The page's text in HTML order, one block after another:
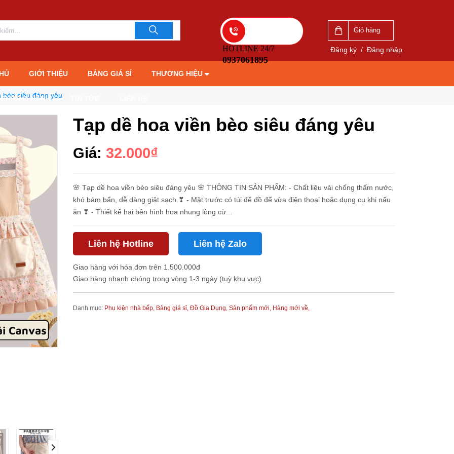
HOTLINE 24/7
0937061895
Giỏ hàng
Đăng ký / Đăng nhập
GIỚI THIỆU BẢNG GIÁ SỈ THƯƠNG HIỆU
BẢO HÀNH
bèo siêu đáng yêu
Tạp dề hoa viền bèo siêu đáng yêu
Giá: 32.000₫
🌸 Tạp dề hoa viền bèo siêu đáng yêu 🌸 THÔNG TIN SẢN PHẨM: - Chất liệu vải chống thấm nước,
khó bám bẩn, dễ dàng giặt sạch.❣ - Mặt trước có túi để đồ để vừa điện thoại hoặc dụng cụ khi nấu
ăn ❣ - Thiết kế hai bên hình hoa nhung lông cừ...
Liên hệ Hotline Liên hệ Zalo
Giao hàng với hóa đơn trên 1.500.000đ
Giao hàng nhanh chóng trong vòng 1-3 ngày (tuỳ khu vực)
Danh mục: Phụ kiện nhà bếp, Bảng giá sỉ, Đồ Gia Dụng, Sản phẩm mới, Hàng mới về,
0937061895 0937061895